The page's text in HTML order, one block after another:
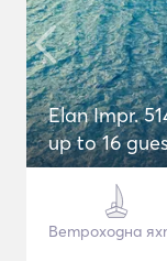
Elan Impr.
up to 16
Ветроходна